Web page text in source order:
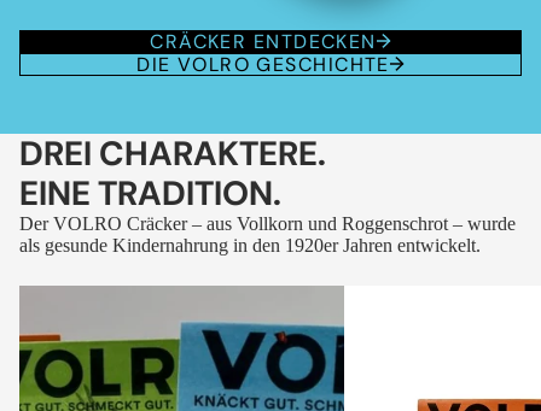
CRÄCKER ENTDECKEN
DIE VOLRO GESCHICHTE
DREI CHARAKTERE.
EINE TRADITION.
Der VOLRO Cräcker – aus Vollkorn und Roggenschrot – wurde
als gesunde Kindernahrung in den 1920er Jahren entwickelt.
FLEURS
DES
ALPES
KÜMMEL